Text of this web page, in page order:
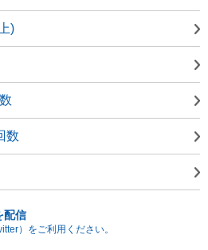
)
数
配信
）をご利用ください。